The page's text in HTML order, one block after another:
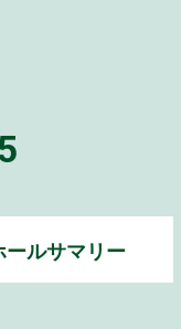
ールサマリー